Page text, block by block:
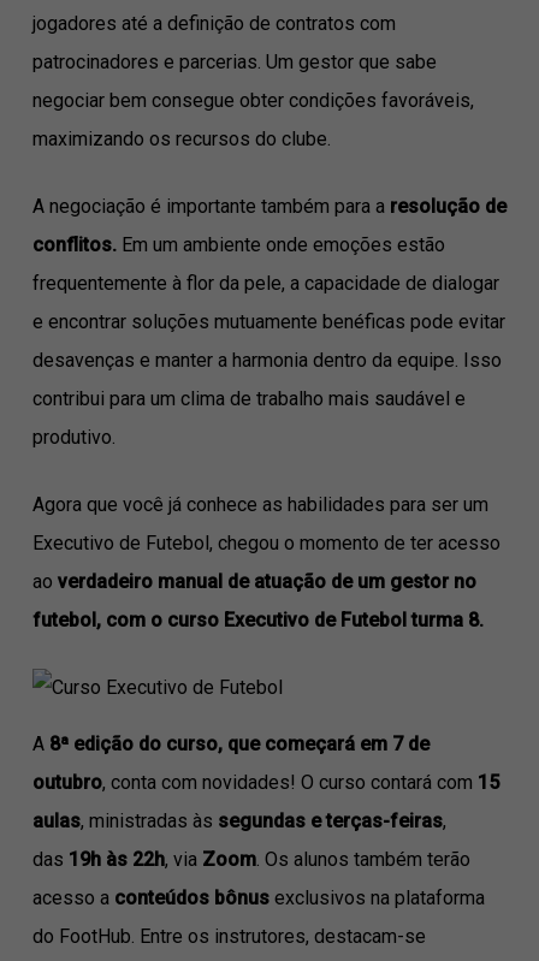
jogadores até a definição de contratos com
patrocinadores e parcerias. Um gestor que sabe
negociar bem consegue obter condições favoráveis,
maximizando os recursos do clube.
A negociação é importante também para a resolução de
conflitos. Em um ambiente onde emoções estão
frequentemente à flor da pele, a capacidade de dialogar
e encontrar soluções mutuamente benéficas pode evitar
desavenças e manter a harmonia dentro da equipe. Isso
contribui para um clima de trabalho mais saudável e
produtivo.
Agora que você já conhece as habilidades para ser um
Executivo de Futebol, chegou o momento de ter acesso
ao verdadeiro manual de atuação de um gestor no
futebol, com o curso Executivo de Futebol turma 8.
A8ª edição do curso, que começará em 7 de
outubro, conta com novidades! O curso contará com 15
aulas, ministradas às segundas e terças-feiras,
das 19h às 22h, via Zoom. Os alunos também terão
acesso a conteúdos bônusexclusivos na plataforma
do FootHub. Entre os instrutores, destacam-se